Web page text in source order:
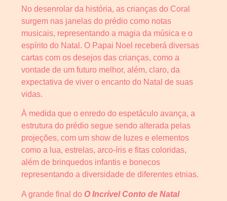
No desenrolar da história, as crianças do Coral
surgem nas janelas do prédio como notas
musicais, representando a magia da música e o
espírito do Natal. O Papai Noel receberá diversas
cartas com os desejos das crianças, como a
vontade de um futuro melhor, além, claro, da
expectativa de viver o encanto do Natal de suas
vidas.
À medida que o enredo do espetáculo avança, a
estrutura do prédio segue sendo alterada pelas
projeções, com um show de luzes e elementos
como a lua, estrelas, arco-íris e fitas coloridas,
além de brinquedos infantis e bonecos
representando a diversidade de diferentes etnias.
A grande final do O Incrível Conto de Natal